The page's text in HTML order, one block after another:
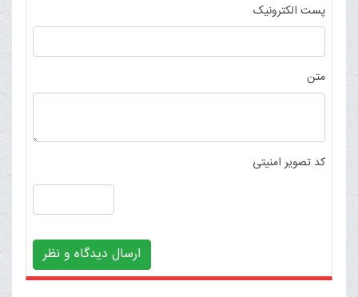
پست الکترونیک
متن
کد تصویر امنیتی
ارسال دیدگاه و نظر